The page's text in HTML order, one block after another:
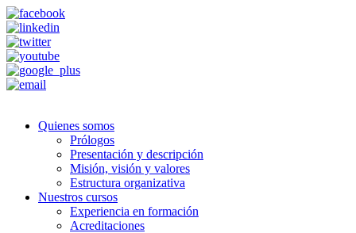
Quienes somos
Prólogos
Presentación y descripción
Misión, visión y valores
Estructura organizativa
Nuestros cursos
Experiencia en formación
Acreditaciones